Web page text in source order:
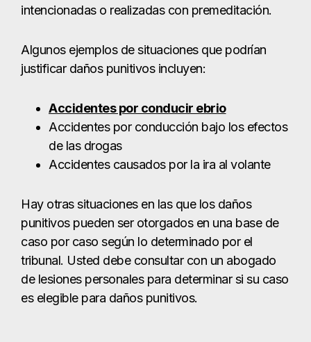
intencionadas o realizadas con premeditación.
Algunos ejemplos de situaciones que podrían
justificar daños punitivos incluyen:
Accidentes por conducir ebrio
Accidentes por conducción bajo los efectos
de las drogas
Accidentes causados por la ira al volante
Hay otras situaciones en las que los daños
punitivos pueden ser otorgados en una base de
caso por caso según lo determinado por el
tribunal. Usted debe consultar con un abogado
de lesiones personales para determinar si su caso
es elegible para daños punitivos.